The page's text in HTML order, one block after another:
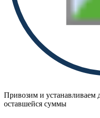
Привозим и устанавливаем
оставшейся суммы